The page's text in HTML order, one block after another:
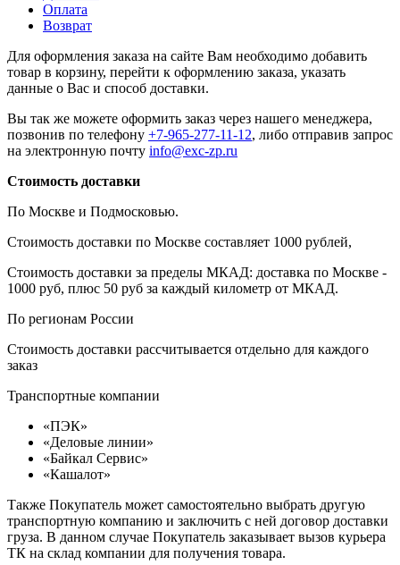
Оплата
Возврат
Для оформления заказа на сайте Вам необходимо добавить
товар в корзину, перейти к оформлению заказа, указать
данные о Вас и способ доставки.
Вы так же можете оформить заказ через нашего менеджера,
позвонив по телефону +7-965-277-11-12, либо отправив запрос
на электронную почту info@exc-zp.ru
Стоимость доставки
По Москве и Подмосковью.
Стоимость доставки по Москве составляет 1000 рублей,
Стоимость доставки за пределы МКАД: доставка по Москве -
1000 руб, плюс 50 руб за каждый километр от МКАД.
По регионам России
Стоимость доставки рассчитывается отдельно для каждого
заказ
Транспортные компании
«ПЭК»
«Деловые линии»
«Байкал Сервис»
«Кашалот»
Также Покупатель может самостоятельно выбрать другую
транспортную компанию и заключить с ней договор доставки
груза. В данном случае Покупатель заказывает вызов курьера
ТК на склад компании для получения товара.